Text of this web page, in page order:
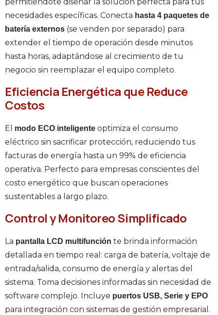
necesidades específicas. Conecta hasta 4 paquetes de
batería externos (se venden por separado) para
extender el tiempo de operación desde minutos
hasta horas, adaptándose al crecimiento de tu
negocio sin reemplazar el equipo completo.
Eficiencia Energética que Reduce
Costos
El modo ECO inteligente optimiza el consumo
eléctrico sin sacrificar protección, reduciendo tus
facturas de energía hasta un 99% de eficiencia
operativa. Perfecto para empresas conscientes del
costo energético que buscan operaciones
sustentables a largo plazo.
Control y Monitoreo Simplificado
La pantalla LCD multifunción te brinda información
detallada en tiempo real: carga de batería, voltaje de
entrada/salida, consumo de energía y alertas del
sistema. Toma decisiones informadas sin necesidad de
software complejo. Incluye puertos USB, Serie y EPO
para integración con sistemas de gestión empresarial.